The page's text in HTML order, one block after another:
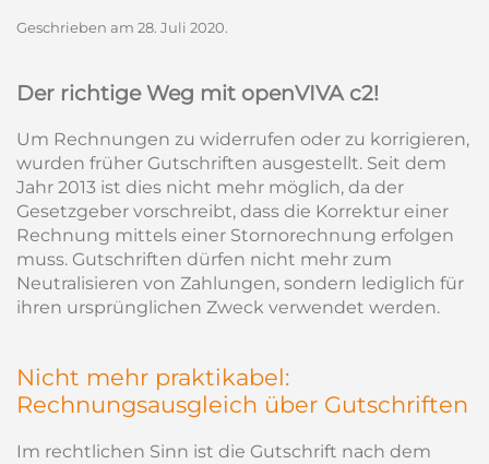
Geschrieben am 28. Juli 2020.
Der richtige Weg mit openVIVA c2!
Um Rechnungen zu widerrufen oder zu korrigieren,
wurden früher Gutschriften ausgestellt. Seit dem
Jahr 2013 ist dies nicht mehr möglich, da der
Gesetzgeber vorschreibt, dass die Korrektur einer
Rechnung mittels einer Stornorechnung erfolgen
muss. Gutschriften dürfen nicht mehr zum
Neutralisieren von Zahlungen, sondern lediglich für
ihren ursprünglichen Zweck verwendet werden.
Nicht mehr praktikabel:
Rechnungsausgleich über Gutschriften
Im rechtlichen Sinn ist die Gutschrift nach dem